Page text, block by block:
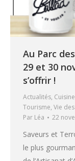
Au Parc
29 et 30
s’offrir !
Actualités, Cuisine
Tourisme, Vie
Par Léa 22
Saveurs et
le plus